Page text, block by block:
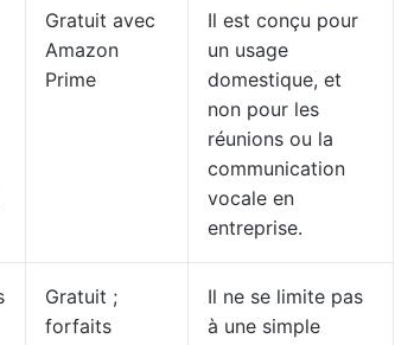
Gratuit avec
Amazon
Prime
Il est conçu pour
un usage
domestique, et
non pour les
réunions ou la
communication
vocale en
entreprise.
Gratuit ;
forfaits
Il ne se limite pas
à une simple